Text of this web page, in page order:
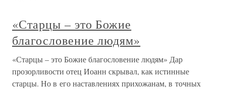
«Старцы – это Божие
благословение людям»
«Старцы – это Божие благословение людям» Дар
прозорливости отец Иоанн скрывал, как истинные
старцы. Но в его наставлениях прихожанам, в точных